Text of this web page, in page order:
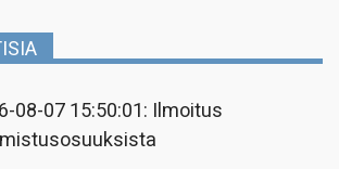
08-07 15:50:01: Ilmoitus